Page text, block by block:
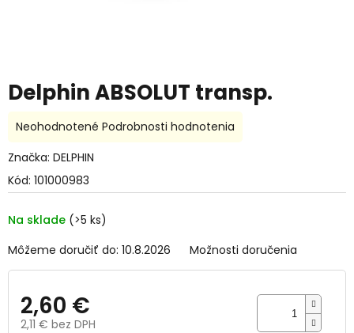
Delphin ABSOLUT transp.
Kód: 101000983
Na sklade (>5 ks)
Môžeme doručiť do: 10.8.2026 Možnosti doručenia
2,60 €
2,11 € bez DPH
Priemerné
produktu
0,0
5
hviezdičiek.
Neohodnotené Podrobnosti hodnotenia
Značka: DELPHIN